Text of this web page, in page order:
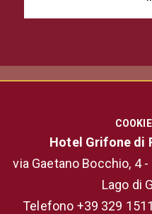
COOKIE
Hotel Grifone di
via Gaetano Bocchio, 4
Lago di
Telefono +39 329